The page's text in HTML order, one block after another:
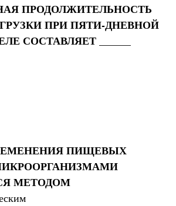
ПРОДОЛЖИТЕЛЬНОСТЬ
ПРИ ПЯТИ-ДНЕВНОЙ
СОСТАВЛЯЕТ ______
ПИЩЕВЫХ
МЕТОДОМ